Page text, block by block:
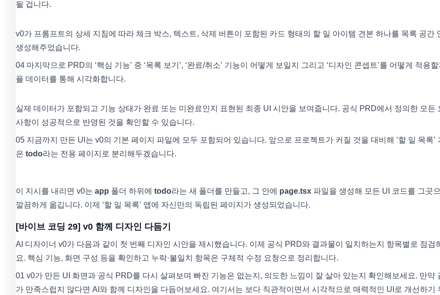
될 겁니다.
v0가 프롬프트의 상세 지침에 따라 체크 박스, 텍스트, 삭제 버튼이 포함된 카드 형태의 할 일 아이템 견본 하나를 목록 공간
생성해주었습니다.
04 마지막으로 PRD의 ‘핵심 기능’ 중 ‘목록 보기’, ‘완료/취소’ 기능이 어떻게 보일지 그리고 ‘디자인 콘셉트’를 어떻게 적용할
플 데이터를 통해 시각화합니다.
실제 데이터가 포함되고 기능 상태가 완료 또는 미완료인지 표현된 최종 UI 시안을 보여줍니다. 공식 PRD에서 정의한 모든
사항이 성공적으로 반영된 것을 확인할 수 있습니다.
05 지금까지 만든 UI는 v0의 기본 페이지 파일에 모두 포함되어 있습니다. 앞으로 프로젝트가 커질 것을 대비해 ‘할 일 목록’
은 todo라는 전용 페이지로 분리해두겠습니다.
이 지시를 내리면 v0는 app 폴더 하위에 todo라는 새 폴더를 만들고, 그 안에 page.tsx 파일을 생성해 모든 UI 코드를 그곳
깔끔하게 옮깁니다. 이제 ‘할 일 목록’ 앱에 자신만의 독립된 페이지가 생성되었습니다.
[바이브 코딩 29] v0 함께 디자인 다듬기
AI 디자이너 v0가 다음과 같이 첫 번째 디자인 시안을 제시했습니다. 이제 공식 PRD와 결과물이 일치하는지 항목별로 점검
요. 핵심 기능, 화면 구성 등을 확인하고 누락·불일치 항목은 구체적 수정 요청으로 정리합니다.
01 v0가 만든 UI 화면과 공식 PRD를 다시 살펴보며 빠진 기능은 없는지, 의도한 느낌이 잘 살아 있는지 확인해보세요. 만약
가 만족스럽지 않다면 AI와 함께 디자인을 다듬어보세요. 여기서는 보다 직관적이면서 시각적으로 매력적인 UI로 개선하기